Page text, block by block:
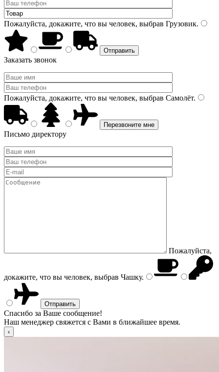
Пожалуйста, докажите, что вы человек, выбрав Грузовик.
Заказать звонок
Пожалуйста, докажите, что вы человек, выбрав Самолёт.
Письмо директору
Пожалуйста,
докажите, что вы человек, выбрав Чашку.
Спасибо за Ваше сообщение!
Наш менеджер свяжется с Вами в ближайшее время.